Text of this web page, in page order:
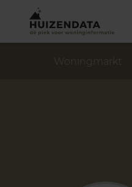
Woningmarkt